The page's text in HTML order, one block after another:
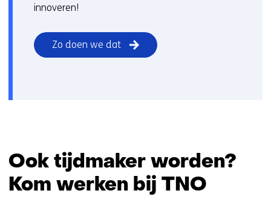
innoveren!
Zo doen we dat
Ook tijdmaker worden?
Kom werken bij TNO